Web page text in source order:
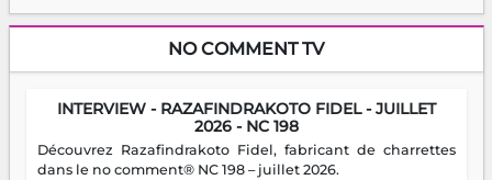
NO COMMENT TV
INTERVIEW - RAZAFINDRAKOTO FIDEL - JUILLET
2026 - NC 198
Découvrez Razafindrakoto Fidel, fabricant de charrettes
dans le no comment® NC 198 – juillet 2026.